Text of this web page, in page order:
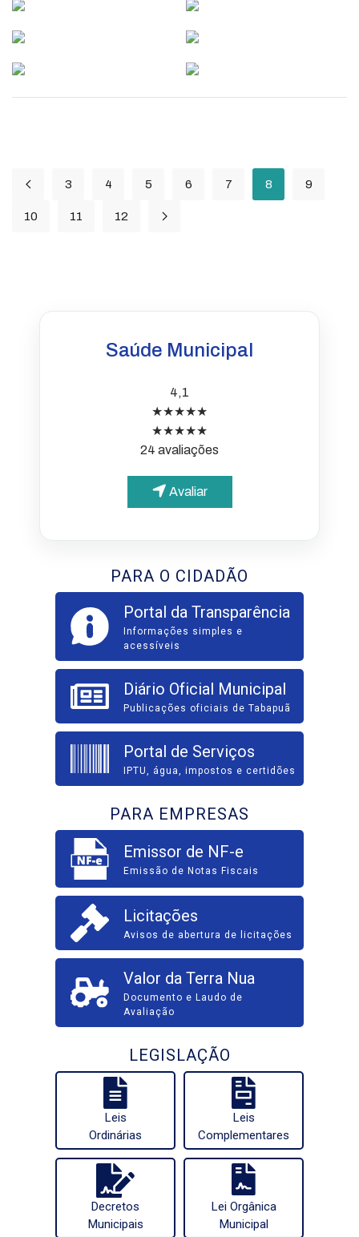
3 4 5 6 7 8 9
10 11 12
Saúde Municipal
4,1
★★★★★
★★★★★
24 avaliações
Avaliar
PARA O CIDADÃO
Portal da Transparência
Informações simples e
acessíveis
Diário Oficial Municipal
Publicações oficiais de Tabapuã
Portal de Serviços
IPTU, água, impostos e certidões
PARA EMPRESAS
Emissor de NF-e
Emissão de Notas Fiscais
Licitações
Avisos de abertura de licitações
Valor da Terra Nua
Documento e Laudo de
Avaliação
LEGISLAÇÃO
Leis
Ordinárias
Leis
Complementares
Decretos
Municipais
Lei Orgânica
Municipal